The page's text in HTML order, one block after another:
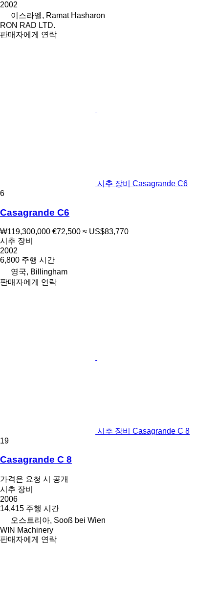
2002
이스라엘, Ramat Hasharon
RON RAD LTD.
판매자에게 연락
시추 장비 Casagrande C6
6
Casagrande C6
₩119,300,000 €72,500 ≈ US$83,770
시추 장비
2002
6,800 주행 시간
영국, Billingham
판매자에게 연락
시추 장비 Casagrande C 8
19
Casagrande C 8
가격은 요청 시 공개
시추 장비
2006
14,415 주행 시간
오스트리아, Sooß bei Wien
WIN Machinery
판매자에게 연락